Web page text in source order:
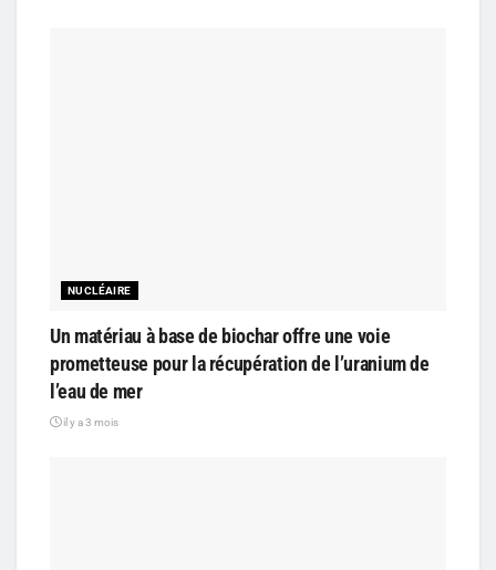
NUCLÉAIRE
Un matériau à base de biochar offre une voie
prometteuse pour la récupération de l’uranium de
l’eau de mer
il y a 3 mois